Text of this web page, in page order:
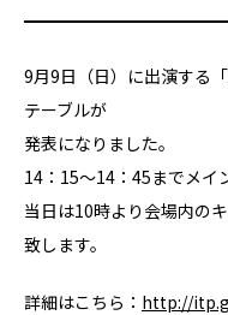
9月9日（日）に出演する
テーブルが
発表になりました。
14：15～14：45までメイ
当日は10時より会場内の
致します。
詳細はこちら： http://